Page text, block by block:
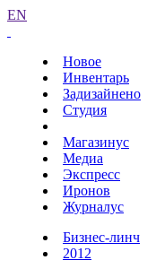
EN
Новое
Инвентарь
Задизайнено
Студия
Магазинус
Медиа
Экспресс
Иронов
Журналус
Бизнес-линч
2012